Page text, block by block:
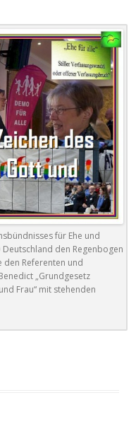
für Ehe und
Deutschland den Regenbogen
den Referenten und
„Grundgesetz
Frau“ mit stehenden